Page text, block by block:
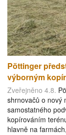
Pöttinger
výborným
Zveřejněno 4.8.
shrnovačů o nový
samostatného
kopírováním
hlavně na